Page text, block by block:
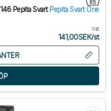
Pepita SvartPepita Svart One
1/st
141,00SEK/st